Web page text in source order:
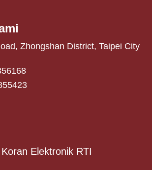
Zhongshan District, Taipei City
Elektronik RTI